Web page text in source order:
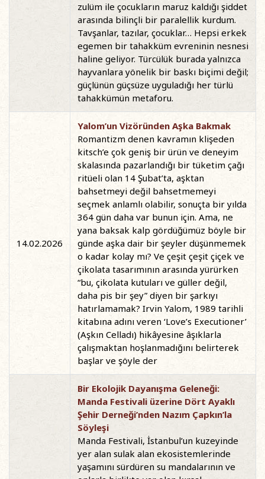
zulüm ile çocukların maruz kaldığı şiddet
arasında bilinçli bir paralellik kurdum.
Tavşanlar, tazılar, çocuklar… Hepsi erkek
egemen bir tahakküm evreninin nesnesi
haline geliyor. Türcülük burada yalnızca
hayvanlara yönelik bir baskı biçimi değil;
güçlünün güçsüze uyguladığı her türlü
tahakkümün metaforu.
14.02.2026
Yalom’un Vizöründen Aşka Bakmak
Romantizm denen kavramın klişeden
kitsch’e çok geniş bir ürün ve deneyim
skalasında pazarlandığı bir tüketim çağı
ritüeli olan 14 Şubat’ta, aşktan
bahsetmeyi değil bahsetmemeyi
seçmek anlamlı olabilir, sonuçta bir yılda
364 gün daha var bunun için. Ama, ne
yana baksak kalp gördüğümüz böyle bir
günde aşka dair bir şeyler düşünmemek
o kadar kolay mı? Ve çeşit çeşit çiçek ve
çikolata tasarımının arasında yürürken
“bu, çikolata kutuları ve güller değil,
daha pis bir şey” diyen bir şarkıyı
hatırlamamak? Irvin Yalom, 1989 tarihli
kitabına adını veren ‘Love’s Executioner’
(Aşkın Celladı) hikâyesine âşıklarla
çalışmaktan hoşlanmadığını belirterek
başlar ve şöyle der
Bir Ekolojik Dayanışma Geleneği:
Manda Festivali üzerine Dört Ayaklı
Şehir Derneği’nden Nazım Çapkın’la
Söyleşi
Manda Festivali, İstanbul’un kuzeyinde
yer alan sulak alan ekosistemlerinde
yaşamını sürdüren su mandalarının ve